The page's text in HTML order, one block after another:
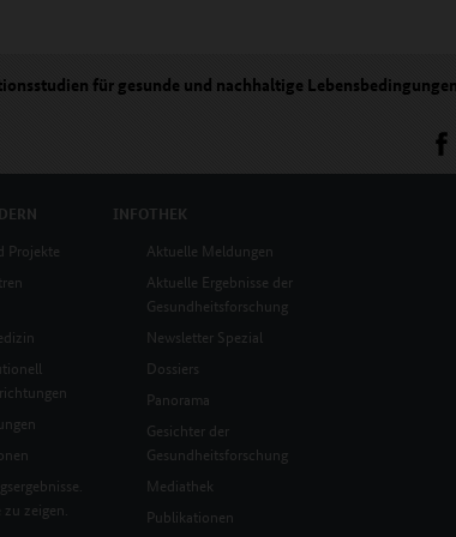
für gesunde und nachhaltige
Projekte
zu zeigen.
INFOTHEK
Aktuelle Meldungen
Aktuelle Ergebnisse der
Gesundheitsforschung
Newsletter Spezial
Dossiers
Panorama
Gesichter der
Gesundheitsforschung
Mediathek
Publikationen